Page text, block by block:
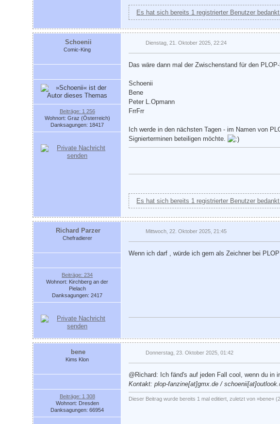
Es hat sich bereits 1 registrierter Benutzer
Schoenii
Comic-King
Beiträge: 1 256
Wohnort: Graz (Österreich)
Danksagungen: 18417
Dienstag, 21. Oktober 2025, 22:24
Das wäre dann mal der Zwischenstand für den
Schoenii
Bene
Peter L.Opmann
FrrFrr
Ich werde in den nächsten Tagen - im Namen von
Signierterminen beteiligen möchte.
Es hat sich bereits 1 registrierter Benutzer
Richard Parzer
Chefradierer
Beiträge: 234
Wohnort: Kirchberg an der
Pielach
Danksagungen: 2417
Mittwoch, 22. Oktober 2025, 21:45
Wenn ich darf , würde ich gern als Zeichner bei
bene
Kims Klon
Beiträge: 1 308
Wohnort: Dresden
Danksagungen: 66954
Donnerstag, 23. Oktober 2025, 01:42
@Richard: Ich fänd's auf jeden Fall cool, wenn du in
Kontakt:plop-fanzine[at]gmx.de /
Dieser Beitrag wurde bereits 1 mal editiert, zuletzt von »bene«